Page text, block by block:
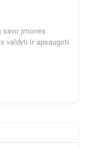
savo įmonės
valdyti ir apsaugoti